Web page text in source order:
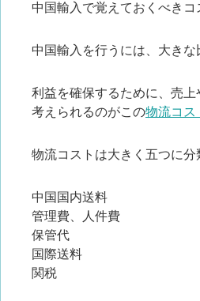
中国輸入で覚えておくべきコ
中国輸入を行うには、大き
利益を確保するために、売
考えられるのがこの物流コス
物流コストは大きく五つに分
中国国内送料
管理費、人件費
保管代
国際送料
関税